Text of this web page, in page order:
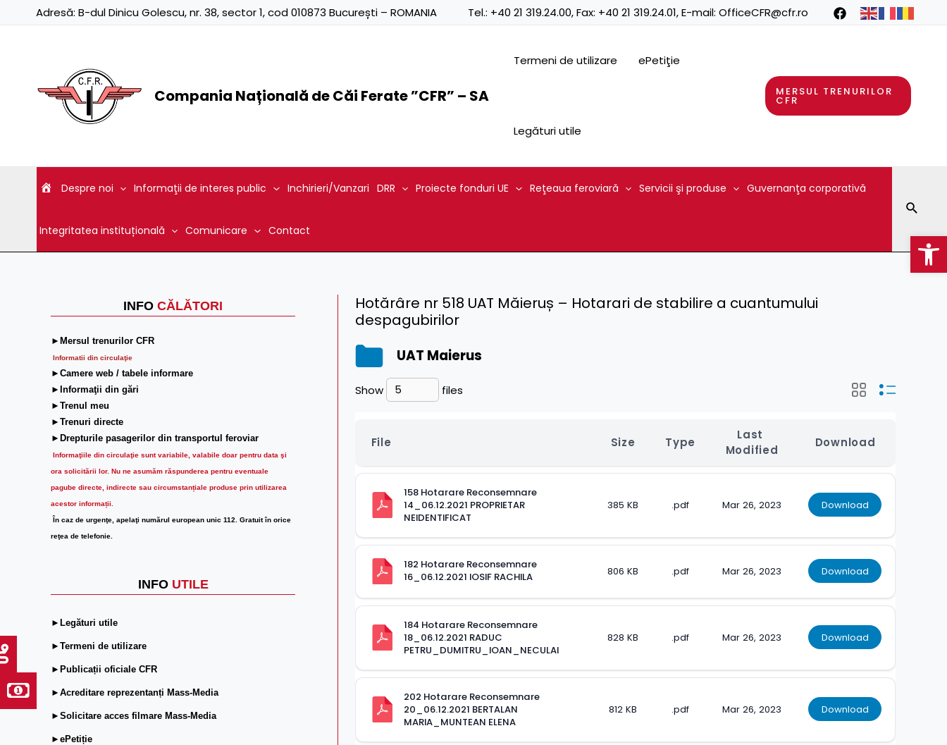
Adresă: B-dul Dinicu Golescu, nr. 38, sector 1, cod 010873 București – ROMANIA Tel.: +40 21 319.24.00, Fax: +40 21 319.24.01, E-mail: OfficeCFR@cfr.ro
Compania Națională de Căi Ferate ”CFR” – SA
Termeni de utilizare ePetiţie
Legături utile
MERSUL TRENURILOR
CFR
Despre noi Informaţii de interes public Inchirieri/Vanzari DRR Proiecte fonduri UE Reţeaua feroviară Servicii şi produse Guvernanţa corporativă
Integritatea instituțională Comunicare Contact
INFO CĂLĂTORI
►Mersul trenurilor CFR
Informatii din circulaţie
►Camere web / tabele informare
►Informaţii din gări
►Trenul meu
►Trenuri directe
►Drepturile pasagerilor din transportul feroviar
Informaţiile din circulaţie sunt variabile, valabile doar pentru data şi
ora solicitării lor. Nu ne asumăm răspunderea pentru eventuale
pagube directe, indirecte sau circumstanțiale produse prin utilizarea
acestor informații.
În caz de urgenţe, apelaţi numărul european unic 112. Gratuit în orice
reţea de telefonie.
INFO UTILE
►Legături utile
►Termeni de utilizare
►Publicații oficiale CFR
►Acreditare reprezentanți Mass-Media
►Solicitare acces filmare Mass-Media
►ePetiție
Hotărâre nr 518 UAT Măieruș – Hotarari de stabilire a cuantumului
despagubirilor
UAT Maierus
Show files
File Size Type
Last
Modified
Download
158 Hotarare Reconsemnare
14_06.12.2021 PROPRIETAR
NEIDENTIFICAT
385 KB .pdf Mar 26, 2023 Download
182 Hotarare Reconsemnare
16_06.12.2021 IOSIF RACHILA
806 KB .pdf Mar 26, 2023 Download
184 Hotarare Reconsemnare
18_06.12.2021 RADUC
PETRU_DUMITRU_IOAN_NECULAI
828 KB .pdf Mar 26, 2023 Download
202 Hotarare Reconsemnare
20_06.12.2021 BERTALAN
MARIA_MUNTEAN ELENA
812 KB .pdf Mar 26, 2023 Download